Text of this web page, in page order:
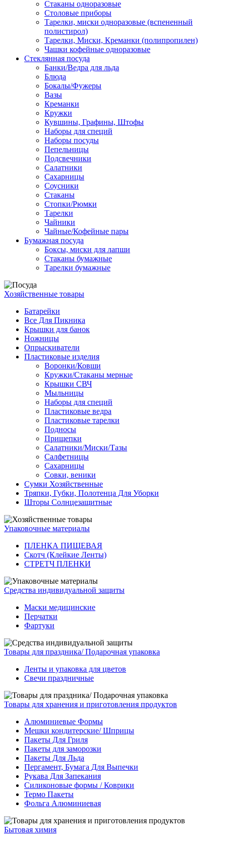
Стаканы одноразовые
Столовые приборы
Тарелки, миски одноразовые (вспененный
полистирол)
Тарелки, Миски, Креманки (полипропилен)
Чашки кофейные одноразовые
Стеклянная посуда
Банки/Ведра для льда
Блюда
Бокалы/Фужеры
Вазы
Креманки
Кружки
Кувшины, Графины, Штофы
Наборы для специй
Наборы посуды
Пепельницы
Подсвечники
Салатники
Сахарницы
Соусники
Стаканы
Стопки/Рюмки
Тарелки
Чайники
Чайные/Кофейные пары
Бумажная посуда
Боксы, миски для лапши
Стаканы бумажные
Тарелки бумажные
Хозяйственные товары
Батарейки
Все Для Пикника
Крышки для банок
Ножницы
Опрыскиватели
Пластиковые изделия
Воронки/Ковши
Кружки/Стаканы мерные
Крышки СВЧ
Мыльницы
Наборы для специй
Пластиковые ведра
Пластиковые тарелки
Подносы
Прищепки
Салатники/Миски/Тазы
Салфетницы
Сахарницы
Совки, веники
Сумки Хозяйственные
Тряпки, Губки, Полотенца Для Уборки
Шторы Солнцезащитные
Упаковочные материалы
ПЛЕНКА ПИЩЕВАЯ
Скотч (Клейкие Ленты)
СТРЕТЧ ПЛЕНКИ
Средства индивидуальной защиты
Маски медицинские
Перчатки
Фартуки
Товары для праздника/ Подарочная упаковка
Ленты и упаковка для цветов
Свечи праздничные
Товары для хранения и приготовления продуктов
Алюминиевые Формы
Мешки кондитерские/ Шприцы
Пакеты Для Гриля
Пакеты для заморозки
Пакеты Для Льда
Пергамент, Бумага Для Выпечки
Рукава Для Запекания
Силиконовые формы / Коврики
Термо Пакеты
Фольга Алюминиевая
Бытовая химия